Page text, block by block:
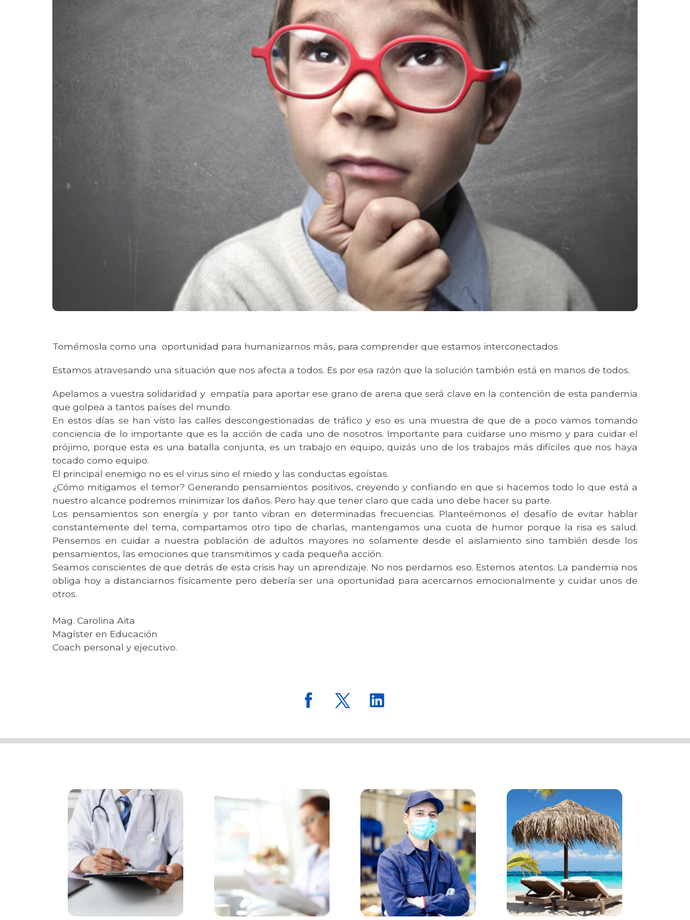
Tomémosla como una oportunidad para humanizarnos más, para comprender que estamos interconectados.
Estamos atravesando una situación que nos afecta a todos. Es por esa razón que la solución también está en manos de todos.
Apelamos a vuestra solidaridad y empatía para aportar ese grano de arena que será clave en la contención de esta pandemia
que golpea a tantos países del mundo.
En estos días se han visto las calles descongestionadas de tráfico y eso es una muestra de que de a poco vamos tomando
conciencia de lo importante que es la acción de cada uno de nosotros. Importante para cuidarse uno mismo y para cuidar el
prójimo, porque esta es una batalla conjunta, es un trabajo en equipo, quizás uno de los trabajos más difíciles que nos haya
tocado como equipo.
El principal enemigo no es el virus sino el miedo y las conductas egoístas.
¿Cómo mitigamos el temor? Generando pensamientos positivos, creyendo y confiando en que si hacemos todo lo que está a
nuestro alcance podremos minimizar los daños. Pero hay que tener claro que cada uno debe hacer su parte.
Los pensamientos son energía y por tanto vibran en determinadas frecuencias. Planteémonos el desafío de evitar hablar
constantemente del tema, compartamos otro tipo de charlas, mantengamos una cuota de humor porque la risa es salud.
Pensemos en cuidar a nuestra población de adultos mayores no solamente desde el aislamiento sino también desde los
pensamientos, las emociones que transmitimos y cada pequeña acción.
Seamos conscientes de que detrás de esta crisis hay un aprendizaje. No nos perdamos eso. Estemos atentos. La pandemia nos
obliga hoy a distanciarnos físicamente pero debería ser una oportunidad para acercarnos emocionalmente y cuidar unos de
otros.
Mag. Carolina Aita
Magíster en Educación
Coach personal y ejecutivo.